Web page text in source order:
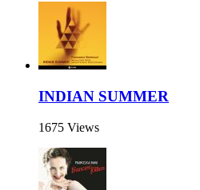
INDIAN SUMMER
1675 Views